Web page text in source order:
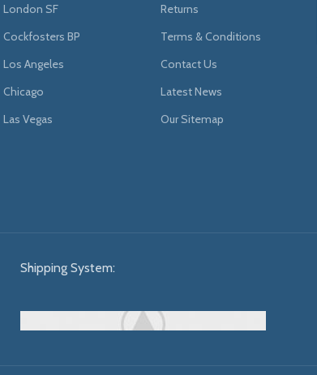
London SF
Cockfosters BP
Los Angeles
Chicago
Las Vegas
Returns
Terms & Conditions
Contact Us
Latest News
Our Sitemap
Shipping System: